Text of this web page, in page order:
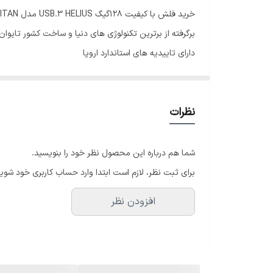
خرید فلش با کیفیت 128گیگ USB.3 HELIUS مدل TITAN
برگرفته از برترین تکنولوژی های دنیا و ساخت کشور
دارای تاییدیه های استاندارد اروپا
نظرات
شما هم درباره این محصول نظر خود را بنویسید.
برای ثبت نظر، لازم است ابتدا وارد حساب کاربری خود
افزودن نظر